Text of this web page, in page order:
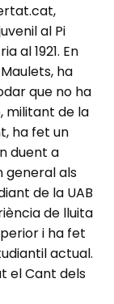
al Pi
al 1921. En
ha
que no ha
militant de la
ha fet un
duent a
general als
de la UAB
de lluita
i ha fet
actual.
el Cant dels